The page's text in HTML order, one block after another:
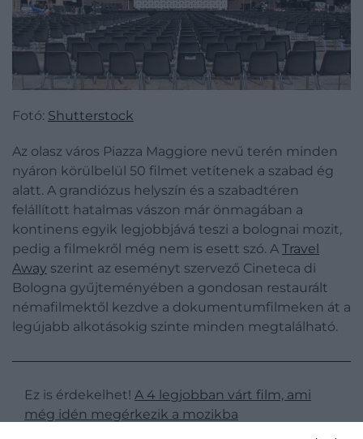
Fotó: Shutterstock
Az olasz város Piazza Maggiore nevű terén minden
nyáron körülbelül 50 filmet vetítenek a szabad ég
alatt. A grandiózus helyszín és a szabadtéren
felállított hatalmas vászon már önmagában a
kontinens egyik legjobbjává teszi a bolognai mozit,
pedig a filmekről még nem is esett szó. A Travel
Away szerint az eseményt szervező Cineteca di
Bologna gyűjteményében a gondosan restaurált
némafilmektől kezdve a dokumentumfilmeken át a
legújabb alkotásokig szinte minden megtalálható.
Ez is érdekelhet! A 4 legjobban várt film, ami
még idén megérkezik a mozikba